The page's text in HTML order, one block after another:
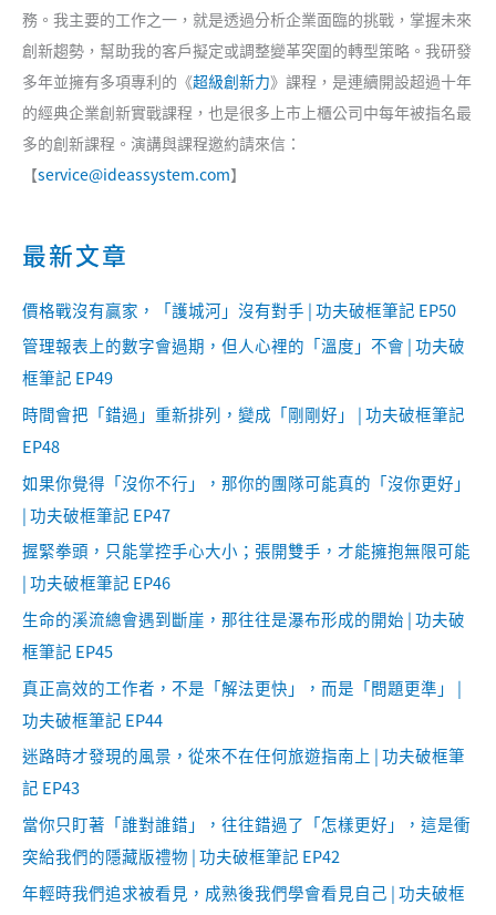
務。我主要的工作之一，就是透過分析企業面臨的挑戰，掌握未來
創新趨勢，幫助我的客戶擬定或調整變革突圍的轉型策略。我研發
多年並擁有多項專利的《超級創新力》課程，是連續開設超過十年
的經典企業創新實戰課程，也是很多上市上櫃公司中每年被指名最
多的創新課程。演講與課程邀約請來信：
【service@ideassystem.com】
最新文章
價格戰沒有贏家，「護城河」沒有對手 | 功夫破框筆記 EP50
管理報表上的數字會過期，但人心裡的「溫度」不會 | 功夫破
框筆記 EP49
時間會把「錯過」重新排列，變成「剛剛好」 | 功夫破框筆記
EP48
如果你覺得「沒你不行」，那你的團隊可能真的「沒你更好」
| 功夫破框筆記 EP47
握緊拳頭，只能掌控手心大小；張開雙手，才能擁抱無限可能
| 功夫破框筆記 EP46
生命的溪流總會遇到斷崖，那往往是瀑布形成的開始 | 功夫破
框筆記 EP45
真正高效的工作者，不是「解法更快」，而是「問題更準」 |
功夫破框筆記 EP44
迷路時才發現的風景，從來不在任何旅遊指南上 | 功夫破框筆
記 EP43
當你只盯著「誰對誰錯」，往往錯過了「怎樣更好」，這是衝
突給我們的隱藏版禮物 | 功夫破框筆記 EP42
年輕時我們追求被看見，成熟後我們學會看見自己 | 功夫破框